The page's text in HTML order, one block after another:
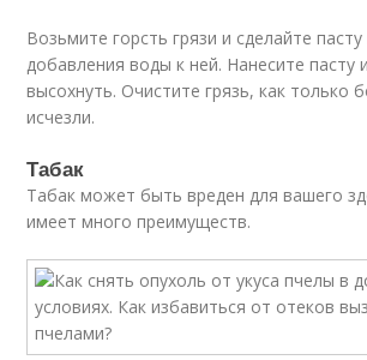
Возьмите горсть грязи и сделайте
добавления воды к ней. Нанесите пасту
высохнуть. Очистите грязь, как только
исчезли.
Табак
Табак может быть вреден для вашего
имеет много преимуществ.